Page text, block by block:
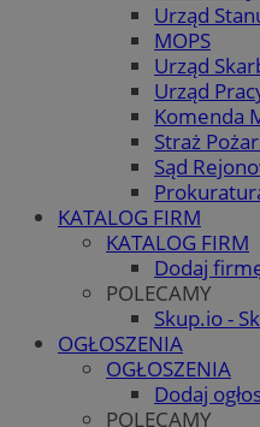
Urząd
MOPS
Urząd
Urząd
Komenda
Straż
Sąd
KATALOG FIRM
KATALOG FIRM
Dodaj
POLECAMY
Skup.io -
OGŁOSZENIA
OGŁOSZENIA
Dodaj
POLECAMY